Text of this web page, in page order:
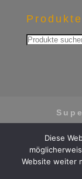
Produkte
Suchen
nach:
Diese
Website weiter